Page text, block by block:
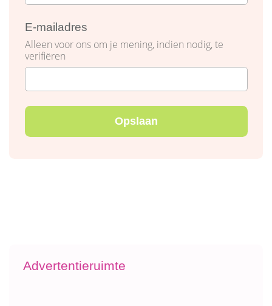
E-mailadres
Alleen voor ons om je mening, indien nodig, te
verifiëren
Advertentieruimte